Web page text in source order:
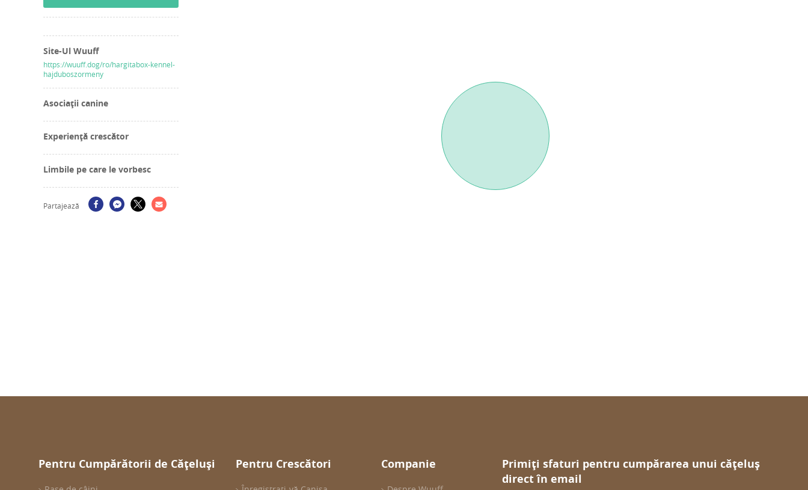
Site-Ul Wuuff
https://wuuff.dog/ro/hargitabox-kennel-
hajduboszormeny
Asociații canine
Experiență crescător
Limbile pe care le vorbesc
Partajează
Pentru Cumpărătorii de Cățeluși Pentru Crescători Companie
Primiți sfaturi pentru cumpărarea unui cățeluș
direct în email